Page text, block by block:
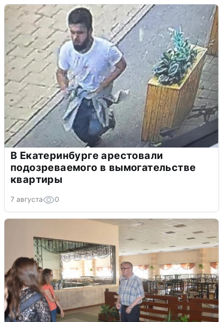
В Екатеринбурге арестовали
подозреваемого в вымогательстве
квартиры
7 августа 0